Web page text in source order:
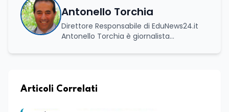
Antonello Torchia
Direttore Responsabile di EduNews24.it
Antonello Torchia è giornalista
con un percorso formativo e
economico, geopolitico, comunicativo e
Articoli Correlati